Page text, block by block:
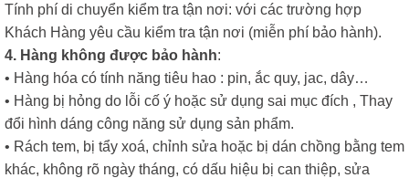
Tính phí di chuyển kiểm tra tận nơi: với các trường hợp
Khách Hàng yêu cầu kiểm tra tận nơi (miễn phí bảo hành).
4. Hàng không được bảo hành:
• Hàng hóa có tính năng tiêu hao : pin, ắc quy, jac, dây…
• Hàng bị hỏng do lỗi cố ý hoặc sử dụng sai mục đích , Thay
đổi hình dáng công năng sử dụng sản phẩm.
• Rách tem, bị tẩy xoá, chỉnh sửa hoặc bị dán chồng bằng tem
khác, không rõ ngày tháng, có dấu hiệu bị can thiệp, sửa